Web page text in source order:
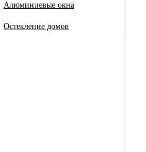
Алюминиевые окна
Остекление домов